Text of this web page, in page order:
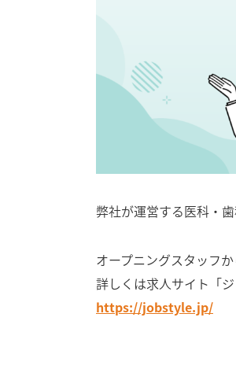
弊社が運営する医科・
オープニングスタッフ
詳しくは求人サイト「
https://jobstyle.jp/